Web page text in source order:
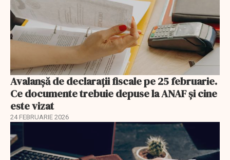
Avalanșă de declarații fiscale pe 25 februarie.
Ce documente trebuie depuse la ANAF și cine
este vizat
24 FEBRUARIE 2026